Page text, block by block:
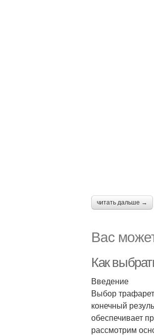
читать дальше →
Вас
Как
Введение
Выбор
конечный
обеспечивает
рассмотрим